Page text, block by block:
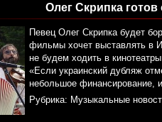
Олег Скрипка
Певец Олег Скрипка будет
фильмы хочет выставлять в
не будем ходить в
«Если украинский дубляж
небольшое финансирование,
Рубрика: Музыкальные